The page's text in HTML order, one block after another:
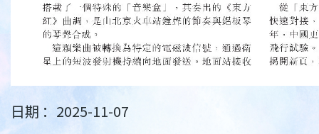
日期 ：2025-11-07